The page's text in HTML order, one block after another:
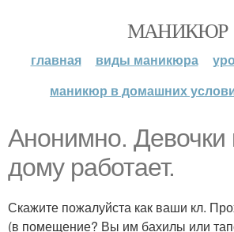
МАНИКЮР
главная виды маникюра
маникюр в домашних
Анонимно. Девочки
дому работает.
Скажите пожалуйста как ваши кл.
(в помещение? Вы им бахилы или